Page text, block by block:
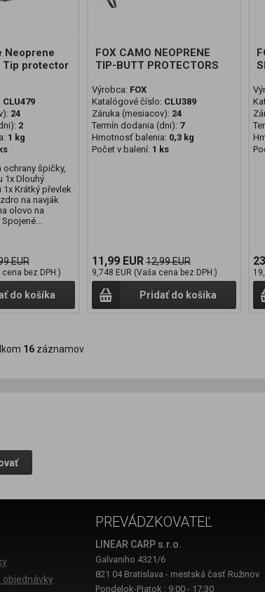
Neoprene
Tip protector
CLU479
24
2
1 kg
špičky,
1x Dlouhý
Krátký převlek
na navják
olovo na
EUR
bez DPH:)
do košíka
FOX CAMO NEOPRENE
TIP-BUTT PROTECTORS
Výrobca: FOX
Katalógové číslo: CLU389
Záruka (mesiacov): 24
Termín dodania (dni): 7
Hmotnosť balenia: 0,3 kg
Počet v balení: 1 ks
11,99 EUR12,99 EUR
9,748 EUR (Vaša cena bez DPH:)
Pridať do košíka
16 záznamov
objednávky
PREVÁDZKOVATEĽ
LINEAR CARP s.r.o.
Galvaniho 4321/6
821 04 Bratislava - mestská časť Ružinov
Pondelok-Piatok : 9:00 - 17:30